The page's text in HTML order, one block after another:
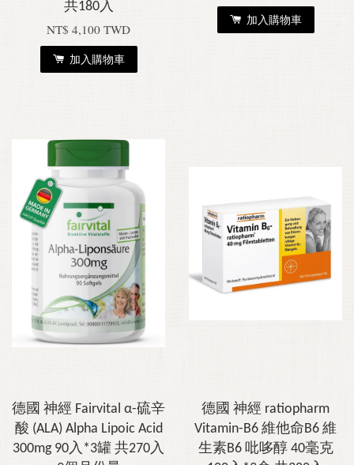
共180入
NT$ 4,100 TWD
加入購物車
加入購物車
德國 神經 Fairvital α-硫辛
酸 (ALA) Alpha Lipoic Acid
300mg 90入*3罐 共270入
德國 神經 ratiopharm
Vitamin-B6 維他命B6 維
生素B6 吡哆醇 40毫克